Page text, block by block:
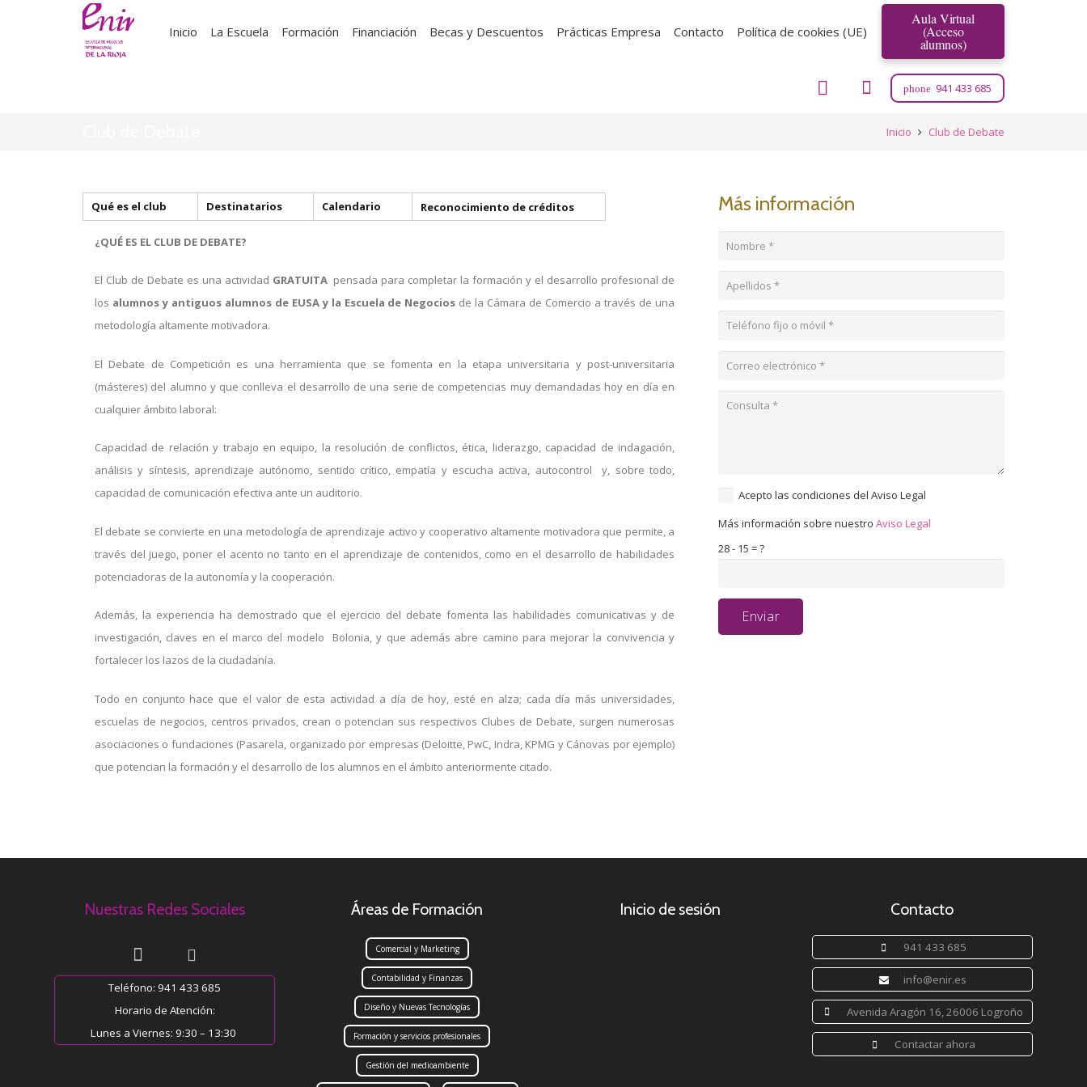
Inicio La Escuela Formación Financiación Becas y Descuentos Prácticas Empresa Contacto Política de cookies (UE)
Aula Virtual
(Acceso
alumnos)
phone 941 433 685
Inicio Club de Debate
Qué es el club Destinatarios Calendario Reconocimiento de créditos
¿QUÉ ES EL CLUB DE DEBATE?
El Club de Debate es una actividad GRATUITApensada para completar la formación y el desarrollo profesional de
los alumnos y antiguos alumnos de EUSA y la Escuela de Negocios de la Cámara de Comercio a través de una
metodología altamente motivadora.
El Debate de Competición es una herramienta que se fomenta en la etapa universitaria y post-universitaria
(másteres) del alumno y que conlleva el desarrollo de una serie de competencias muy demandadas hoy en día en
cualquier ámbito laboral:
Capacidad de relación y trabajo en equipo, la resolución de conflictos, ética, liderazgo, capacidad de indagación,
análisis y síntesis, aprendizaje autónomo, sentido crítico, empatía y escucha activa, autocontrol y, sobre todo,
capacidad de comunicación efectiva ante un auditorio.
El debate se convierte en una metodología de aprendizaje activo y cooperativo altamente motivadora que permite, a
través del juego, poner el acento no tanto en el aprendizaje de contenidos, como en el desarrollo de habilidades
potenciadoras de la autonomía y la cooperación.
Además, la experiencia ha demostrado que el ejercicio del debate fomenta las habilidades comunicativas y de
investigación, claves en el marco del modelo Bolonia, y que además abre camino para mejorar la convivencia y
fortalecer los lazos de la ciudadanía.
Todo en conjunto hace que el valor de esta actividad a día de hoy, esté en alza; cada día más universidades,
escuelas de negocios, centros privados, crean o potencian sus respectivos Clubes de Debate, surgen numerosas
asociaciones o fundaciones (Pasarela, organizado por empresas (Deloitte, PwC, Indra, KPMG y Cánovas por ejemplo)
que potencian la formación y el desarrollo de los alumnos en el ámbito anteriormente citado.
Más información
Acepto las condiciones del Aviso Legal
Más información sobre nuestro Aviso Legal
28 - 15 = ?
Enviar
Nuestras Redes Sociales
Teléfono: 941 433 685
Horario de Atención:
Lunes a Viernes: 9:30 – 13:30
Áreas de Formación
Comercial y Marketing
Contabilidad y Finanzas
Diseño y Nuevas Tecnologías
Formación y servicios profesionales
Gestión del medioambiente
Inicio de sesión Contacto
941 433 685
info@enir.es
Avenida Aragón 16, 26006 Logroño
Contactar ahora